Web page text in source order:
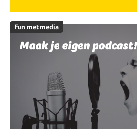
Fun met media
Maak je eigen podcast!